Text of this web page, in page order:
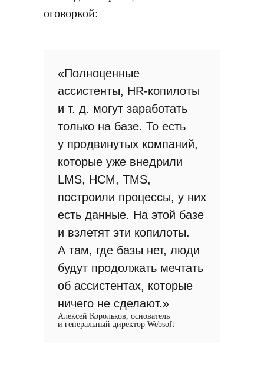
оговоркой:
«Полноценные
ассистенты, HR-копилоты
и т. д. могут заработать
только на базе. То есть
у продвинутых компаний,
которые уже внедрили
LMS, HCM, TMS,
построили процессы, у них
есть данные. На этой базе
и взлетят эти копилоты.
А там, где базы нет, люди
будут продолжать мечтать
об ассистентах, которые
ничего не сделают.»
Алексей Корольков, основатель
и генеральный директор Websoft